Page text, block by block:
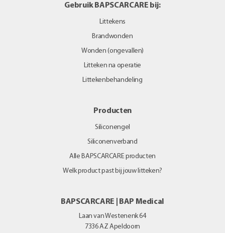
Gebruik BAPSCARCARE bij:
Littekens
Brandwonden
Wonden (ongevallen)
Litteken na operatie
Littekenbehandeling
Producten
Siliconengel
Siliconenverband
Alle BAPSCARCARE producten
Welk product past bij jouw litteken?
BAPSCARCARE | BAP Medical
Laan van Westenenk 64
7336 AZ Apeldoorn